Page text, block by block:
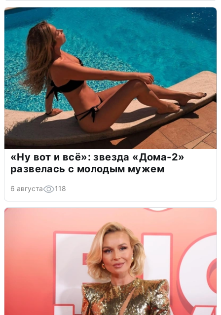
«Ну вот и всё»: звезда «Дома-2»
развелась с молодым мужем
6 августа 118